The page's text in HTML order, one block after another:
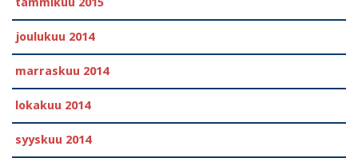
joulukuu 2014
marraskuu 2014
lokakuu 2014
syyskuu 2014